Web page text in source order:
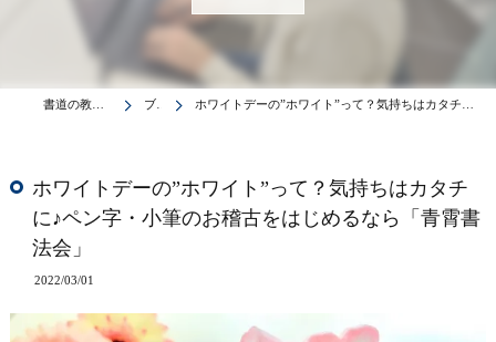
書道の教室は青霄書法会 ブログ ホワイトデーの”ホワイト”って？気持ちはカタチに♪ペン字・小筆のお稽古をはじめるなら「青霄書法会」
ホワイトデーの”ホワイト”って？気持ちはカタチ
に♪ペン字・小筆のお稽古をはじめるなら「青霄書
法会」
2022/03/01